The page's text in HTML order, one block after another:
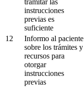
tramitar las
instrucciones
previas es
suficiente
12
Informo al paciente
sobre los trámites y
recursos para
otorgar
instrucciones
previas